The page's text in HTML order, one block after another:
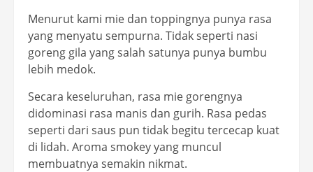
Menurut kami mie dan toppingnya punya rasa
yang menyatu sempurna. Tidak seperti nasi
goreng gila yang salah satunya punya bumbu
lebih medok.
Secara keseluruhan, rasa mie gorengnya
didominasi rasa manis dan gurih. Rasa pedas
seperti dari saus pun tidak begitu tercecap kuat
di lidah. Aroma smokey yang muncul
membuatnya semakin nikmat.